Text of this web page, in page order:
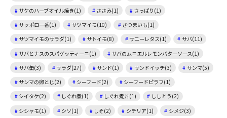
サケのハーブオイル焼き(1)
ささみ(1)
さっぱり(1)
サッポロ一番(1)
サツマイモ(10)
さつまいも(1)
サツマイモのサラダ(1)
サトイモ(8) サニーレタス(1)
サバ(11)
サバとナスのスパゲッティーニ(1)
サバのムニエルレモンバターソース(1)
サバ缶(3)
サラダ(27) サンド(1) サンドイッチ(3)
サンマ(5)
サンマの卵とじ(2)
シーフード(2)
シーフードピラフ(1)
シイタケ(2)
しぐれ煮(1) しぐれ煮丼(1)
ししとう(2)
シシャモ(1)
シソ(1) しそ(2) シチリア(1)
シメジ(3)